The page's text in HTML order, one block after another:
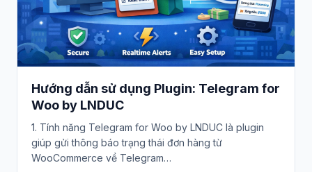
Hướng dẫn sử dụng Plugin: Telegram for
Woo by LNDUC
1. Tính năng Telegram for Woo by LNDUC là plugin
giúp gửi thông báo trạng thái đơn hàng từ
WooCommerce về Telegram…